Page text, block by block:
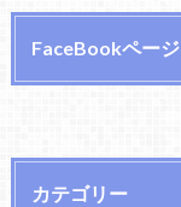
FaceBookページ
カテゴリー